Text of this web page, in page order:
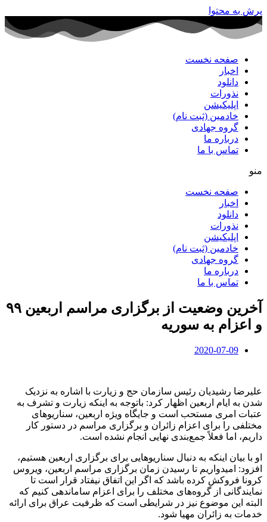
پرش به محتوا
صفحه نخست
اخبار
دانلود
نذورات
اپلیکیشن
خادمین (ثبت نام)
گروه جهادی
درباره ما
تماس با ما
منو
صفحه نخست
اخبار
دانلود
نذورات
اپلیکیشن
خادمین (ثبت نام)
گروه جهادی
درباره ما
تماس با ما
آخرین وضعیت از برگزاری مراسم اربعین ۹۹
و اعزام به سوریه
2020-07-09
علیرضا رشیدیان رئیس سازمان حج و زیارت با اشاره به نزدیک
شدن به ایام اربعین اظهار کرد: باتوجه به اینکه زیارت و تشرف به
عتبات امری مستحب است و جایگاه ویژه اربعین، سناریو‌های
مختلفی را برای اعزام زائران و برگزاری مراسم در دستور کار
داریم، اما فعلاً جمع‌بندی نهایی انجام نشده است.
او با بیان اینکه به دنبال سناریو‌هایی برای برگزاری اربعین هستیم،
افزود: امیدواریم تا رسیدن زمان برگزاری مراسم اربعین، ویروس
کرونا فروکش کرده باشد که اگر این اتفاق نیفتاد قرار است تا
نمایندگانی از گروه‌های مختلف را برای اعزام ساماندهی کنیم که
البته این موضوع نیز در شرایطی است که ظرفیت عراق برای ارائه
خدمات به زائران مهیا شود.